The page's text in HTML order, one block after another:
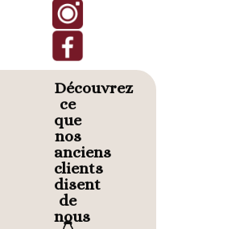
Découvrez
ce
que
nos
anciens
clients
disent
de
nous